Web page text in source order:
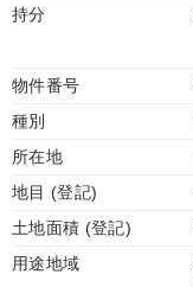
持分
物件番号
種別
所在地
地目 (登記)
土地面積 (登記)
用途地域